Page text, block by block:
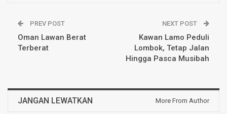
PREV POST
Oman Lawan Berat
Terberat
NEXT POST
Kawan Lamo Peduli
Lombok, Tetap Jalan
Hingga Pasca Musibah
JANGAN LEWATKAN More From Author